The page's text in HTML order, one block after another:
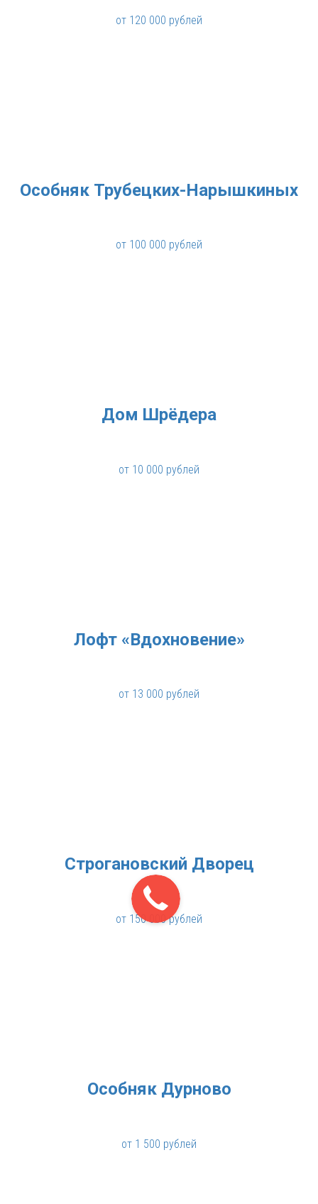
от 120 000 рублей
Особняк Трубецких-Нарышкиных
от 100 000 рублей
Дом Шрёдера
от 10 000 рублей
Лофт «Вдохновение»
от 13 000 рублей
Строгановский Дворец
от 150 000 рублей
Особняк Дурново
от 1 500 рублей